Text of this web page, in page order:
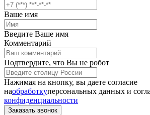
Ваше имя
Введите Ваше имя
Комментарий
Подтвердите, что Вы не робот
Нажимая на кнопку, вы даете согласие
наобработкуперсональных данных и
конфиденциальности
Заказать звонок